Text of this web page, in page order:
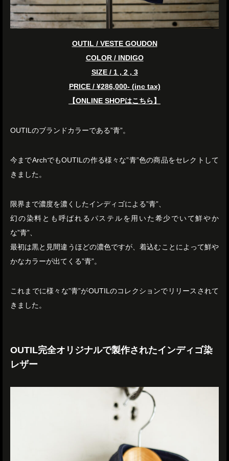
OUTIL / VESTE GOUDON
COLOR / INDIGO
SIZE / 1 , 2 , 3
PRICE / ¥286,000- (inc tax)
【ONLINE SHOPはこちら】
OUTILのブランドカラーである”青”。
今までArchでもOUTILの作る様々な”青”色の商品をセレクトして
きました。
限界まで濃度を濃くしたインディゴによる”青”、
幻の染料とも呼ばれるパステルを用いた希少でいて鮮やか
な”青”、
最初は黒と見間違うほどの濃色ですが、着込むことによって鮮や
かなカラーが出てくる”青”。
これまでに様々な”青”がOUTILのコレクションでリリースされて
きました。
OUTIL完全オリジナルで製作されたインディゴ染
レザー